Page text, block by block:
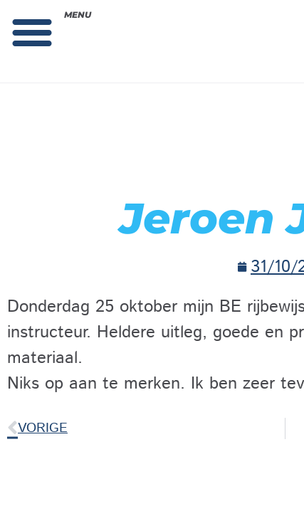
MENU
Jeroen
31/10/
Donderdag 25 oktober mijn BE
instructeur. Heldere uitleg, goede en
materiaal.
Niks op aan te merken. Ik ben zeer
VORIGE